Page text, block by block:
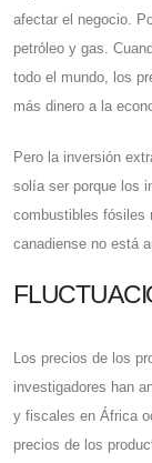
afectar el negocio.
petróleo y gas.
todo el mundo, los
más dinero a la
Pero la inversión
solía ser porque los
combustibles fósiles
canadiense no está
Los precios de los
investigadores han
y fiscales en África
precios de los